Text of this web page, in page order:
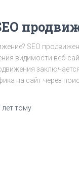
SEO
видимости веб-
на сайт через
леттому